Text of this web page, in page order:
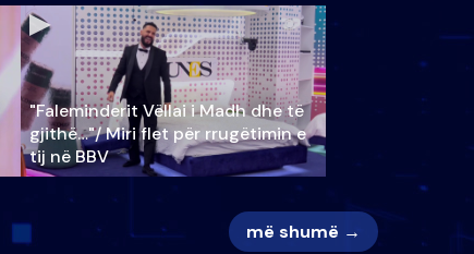
"Faleminderit Vëllai i Madh dhe të
gjithë…"/ Miri flet për rrugëtimin e
tij në BBV
më shumë →